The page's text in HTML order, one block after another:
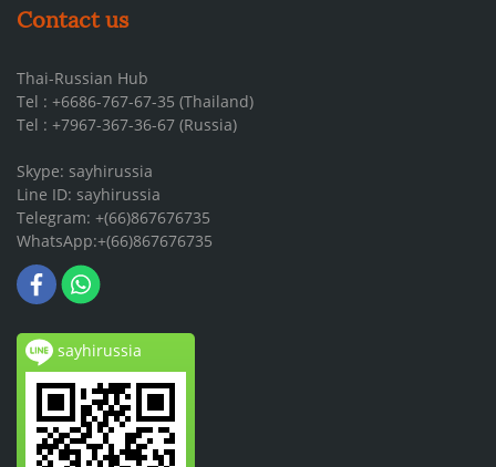
Contact us
Thai-Russian Hub
Tel : +6686-767-67-35 (Thailand)
Tel : +7967-367-36-67 (Russia)
Skype: sayhirussia
Line ID: sayhirussia
Telegram: +(66)867676735
WhatsApp:+(66)867676735
sayhirussia